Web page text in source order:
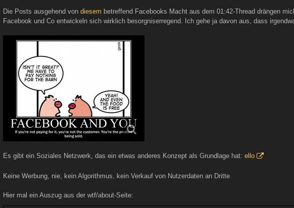
Die Posts ausgehend von diesem betreffend Facebooks Macht aus dem 01:42-Thread drängen
Facebook und Co entwickeln sich wirklich besorgniserregend. Ich gehe ja davon aus, dass
Es gibt ein Soziales Netzwerk, das ein etwas anderes Konzept als Grundlage hat: ello
Keine Werbung, nie, kein Algorithmus, kein Verkauf von Nutzerdaten an Dritte
Hier mal ein Auszug aus der wtf/about-Seite: